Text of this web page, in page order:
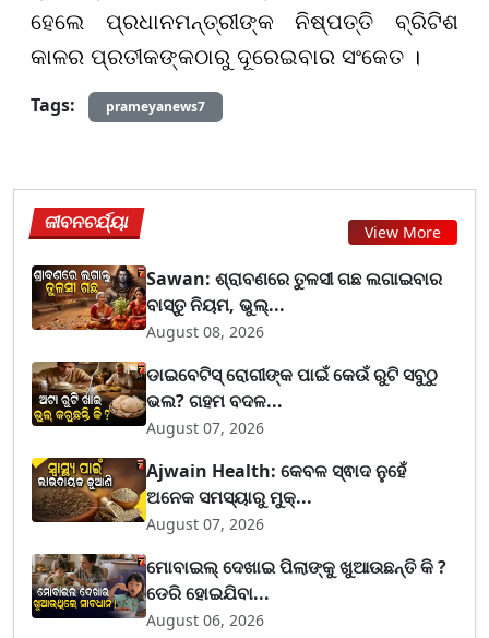
ହେଲେ ପ୍ରଧାନମନ୍ତ୍ରୀଙ୍କ ନିଷ୍ପତ୍ତି ବ୍ରିଟିଶ
କାଳର ପ୍ରତୀକଙ୍କଠାରୁ ଦୂରେଇବାର ସଂକେତ ।
Tags:
prameyanews7
ଜୀବନଚର୍ଯ୍ୟା View More
Sawan: ଶ୍ରାବଣରେ ତୁଳସୀ ଗଛ ଲଗାଇବାର
ବାସ୍ତୁ ନିୟମ, ଭୁଲ୍...
August 08, 2026
ଡାଇବେଟିସ୍ ରୋଗୀଙ୍କ ପାଇଁ କେଉଁ ରୁଟି ସବୁଠୁ
ଭଲ? ଗହମ ବଦଳ...
August 07, 2026
Ajwain Health: କେବଳ ସ୍ଵାଦ ନୁହେଁ
ଅନେକ ସମସ୍ୟାରୁ ମୁକ୍...
August 07, 2026
ମୋବାଇଲ୍ ଦେଖାଇ ପିଲାଙ୍କୁ ଖୁଆଉଛନ୍ତି କି ?
ଡେରି ହୋଇଯିବା...
August 06, 2026